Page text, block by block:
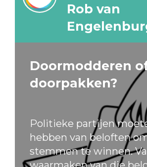
Rob van
Doormodderen
doorpakken?
Politieke partijen
hebben van beloften
stemmen te winnen.